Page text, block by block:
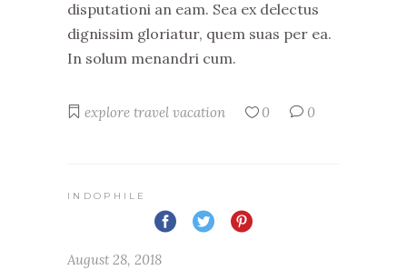
disputationi an eam. Sea ex delectus
dignissim gloriatur, quem suas per ea.
In solum menandri cum.
explore travel vacation 0 0
INDOPHILE
August 28, 2018